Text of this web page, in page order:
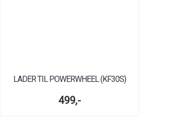
LADER TIL POWERWHEEL (KF30S)
499,-